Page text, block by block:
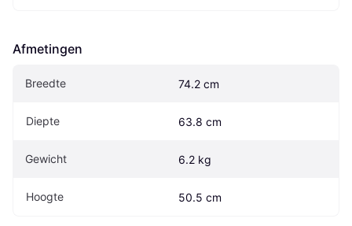
Afmetingen
Breedte 74.2 cm
Diepte 63.8 cm
Gewicht 6.2 kg
Hoogte 50.5 cm